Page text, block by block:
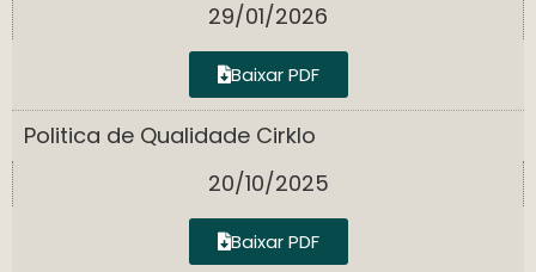
29/01/2026
Baixar PDF
Politica de Qualidade Cirklo
20/10/2025
Baixar PDF